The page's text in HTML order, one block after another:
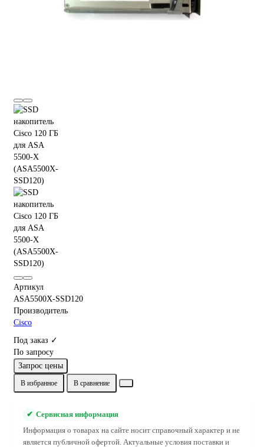
Артикул
ASA5500X-SSD120
Производитель
Cisco
Под заказ ✓
По запросу
Запрос цены
В избранное В сравнение
✔ Сервисная информация
Информация о товарах на сайте носит справочный характер и не
является публичной офертой. Актуальные условия поставки и